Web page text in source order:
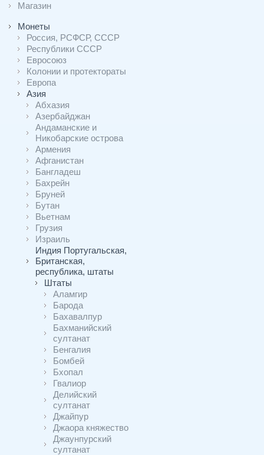
Магазин
Монеты
Россия, РСФСР, СССР
Республики СССР
Евросоюз
Колонии и протектораты
Европа
Азия
Абхазия
Азербайджан
Андаманские и
Никобарские острова
Армения
Афганистан
Бангладеш
Бахрейн
Бруней
Бутан
Вьетнам
Грузия
Израиль
Индия Португальская,
Британская,
республика, штаты
Штаты
Аламгир
Барода
Бахавалпур
Бахманийский
султанат
Бенгалия
Бомбей
Бхопал
Гвалиор
Делийский
султанат
Джайпур
Джаора княжество
Джаунпурский
султанат